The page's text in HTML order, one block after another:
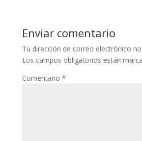
Enviar comentario
Tu dirección de correo electrónico
Los campos obligatorios están
Comentario *